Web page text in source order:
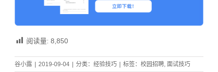
阅读量: 8,850
谷小露 2019-09-04 分类： 经验技巧 标签： 校园招聘, 面试技巧